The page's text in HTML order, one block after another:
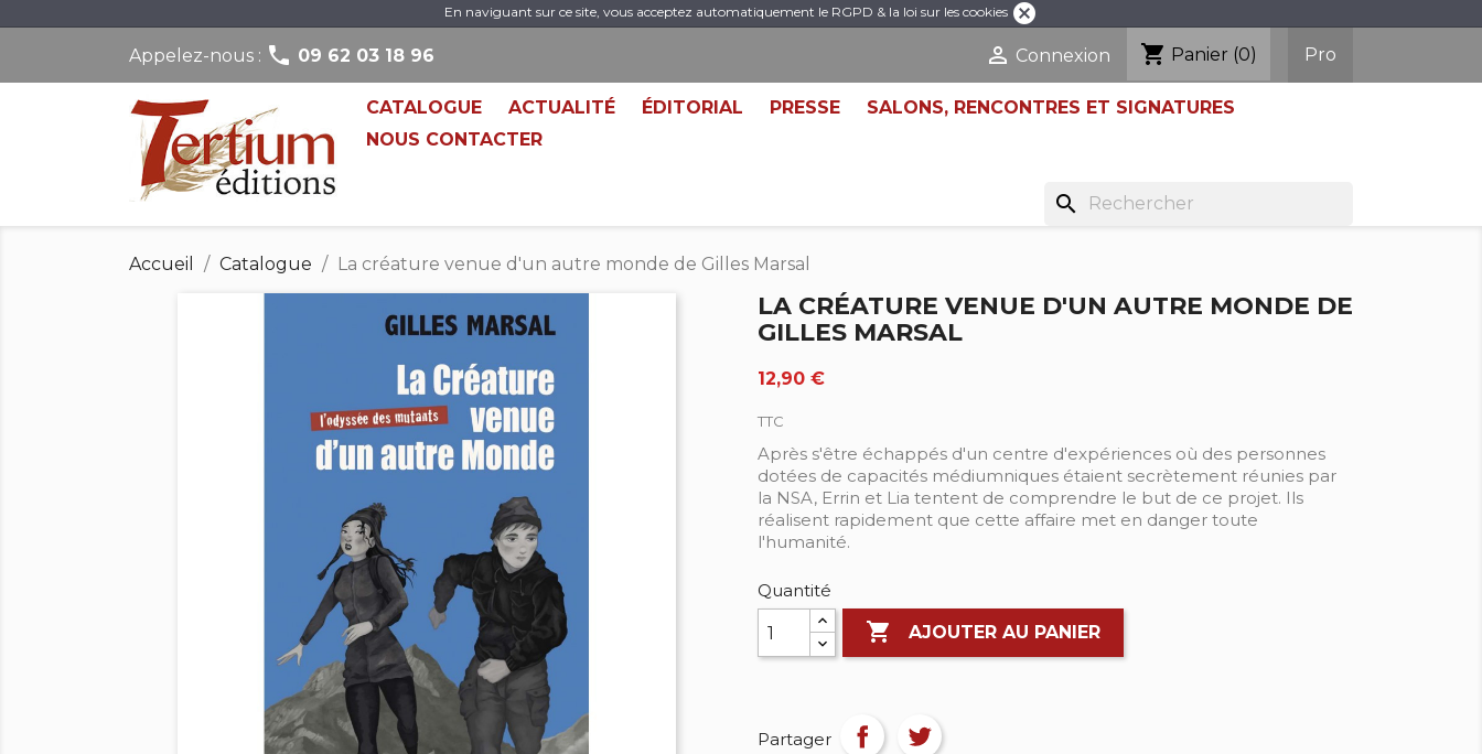
En naviguant sur ce site, vous acceptez automatiquement le RGPD & la loi sur les cookies cancel
Appelez-nous :  09 62 03 18 96  Connexion shopping_cart Panier (0) Pro
CATALOGUE ACTUALITÉ ÉDITORIAL PRESSE
SALONS, RENCONTRES ET SIGNATURES
NOUS CONTACTER
search
Accueil Catalogue La créature venue d'un autre monde de Gilles Marsal
LA CRÉATURE VENUE D'UN AUTRE MONDE DE
GILLES MARSAL
12,90 €
TTC
Après s'être échappés d'un centre d'expériences où des personnes
dotées de capacités médiumniques étaient secrètement réunies par
la NSA, Errin et Lia tentent de comprendre le but de ce projet. Ils
réalisent rapidement que cette affaire met en danger toute
l'humanité.
Quantité
 AJOUTER AU PANIER
Partager